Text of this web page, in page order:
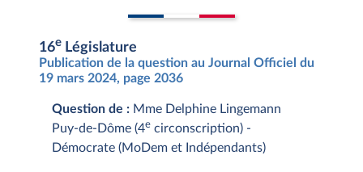
16e Législature
Publication de la question au Journal Officiel du
19 mars 2024, page 2036
Question de : Mme Delphine Lingemann
Puy-de-Dôme (4e circonscription) -
Démocrate (MoDem et Indépendants)